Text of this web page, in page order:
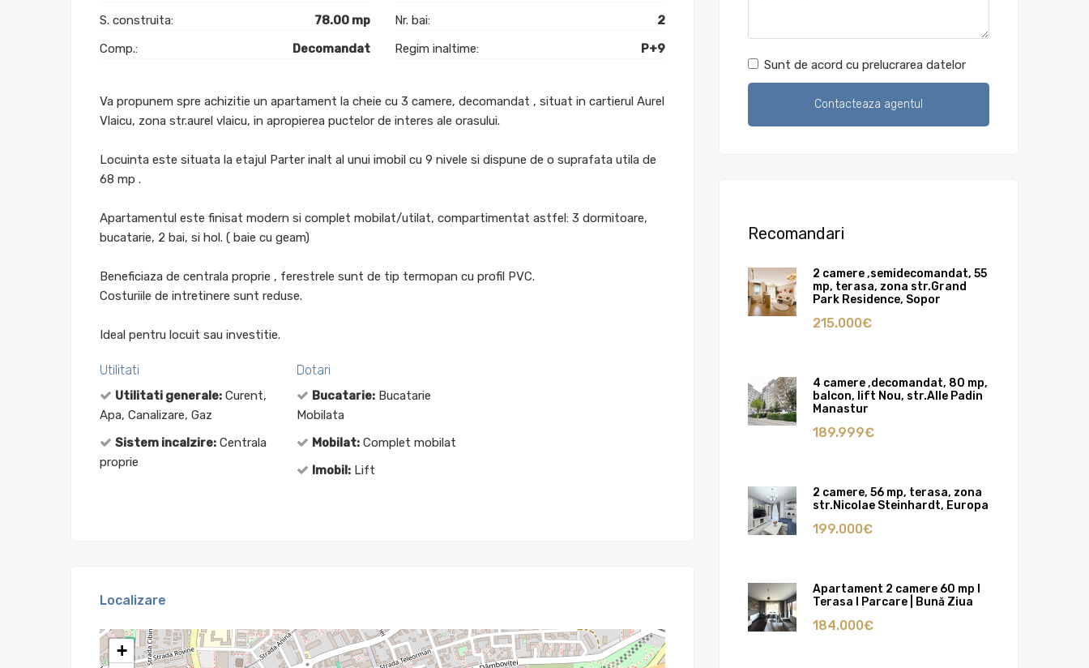
S. construita:
78.00 mp
Comp.:
Decomandat
Nr. bai:
2
Regim inaltime:
P+9
Va propunem spre achizitie un apartament la cheie cu 3 camere, decomandat , situat in cartierul Aurel
Vlaicu, zona str.aurel vlaicu, in apropierea puctelor de interes ale orasului.
Locuinta este situata la etajul Parter inalt al unui imobil cu 9 nivele si dispune de o suprafata utila de
68 mp .
Apartamentul este finisat modern si complet mobilat/utilat, compartimentat astfel: 3 dormitoare,
bucatarie, 2 bai, si hol. ( baie cu geam)
Beneficiaza de centrala proprie , ferestrele sunt de tip termopan cu profil PVC.
Costuriile de intretinere sunt reduse.
Ideal pentru locuit sau investitie.
Utilitati
Utilitati generale: Curent,
Apa, Canalizare, Gaz
Sistem incalzire: Centrala
proprie
Dotari
Bucatarie:Bucatarie
Mobilata
Mobilat:Complet mobilat
Imobil:Lift
Localizare
+
Sunt de acord cu prelucrarea datelor
Recomandari
2 camere ,semidecomandat, 55
mp, terasa, zona str.Grand
Park Residence, Sopor
215.000€
4 camere ,decomandat, 80 mp,
balcon, lift Nou, str.Alle Padin
Manastur
189.999€
2 camere, 56 mp, terasa, zona
str.Nicolae Steinhardt, Europa
199.000€
Apartament 2 camere 60 mp I
Terasa I Parcare | Bună Ziua
184.000€